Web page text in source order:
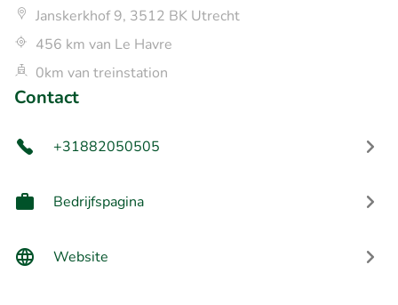
Janskerkhof 9, 3512 BK Utrecht
456 km van Le Havre
0km van treinstation
Contact
+31882050505
Bedrijfspagina
Website